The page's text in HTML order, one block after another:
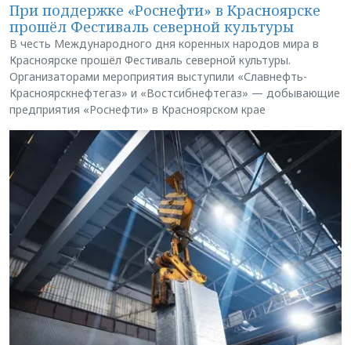
При поддержке «Роснефти» в Красноярске
прошёл Фестиваль северной культуры
В честь Международного дня коренных народов мира в
Красноярске прошёл Фестиваль северной культуры.
Организаторами мероприятия выступили «Славнефть-
Красноярскнефтегаз» и «Востсибнефтегаз» — добывающие
предприятия «Роснефти» в Красноярском крае